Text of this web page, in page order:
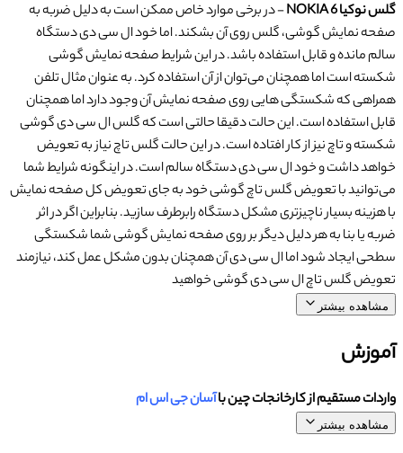
گلس نوکیا NOKIA 6
- در برخی موارد خاص ممکن است به دلیل ضربه به
صفحه نمایش گوشی، گلس روی آن بشکند. اما خود ال سی دی دستگاه
سالم مانده و قابل استفاده باشد. در این شرایط صفحه نمایش گوشی
شکسته است اما همچنان می‌توان از آن استفاده کرد. به عنوان مثال تلفن
همراهی که شکستگی هایی روی صفحه نمایش آن وجود دارد اما همچنان
قابل استفاده است. این حالت دقیقا حالتی است که گلس ال سی دی گوشی
شکسته و تاچ نیز از کار افتاده است. در این حالت گلس تاچ نیاز به تعویض
خواهد داشت و خود ال سی دی دستگاه سالم است. در اینگونه شرایط شما
می‌توانید با تعویض گلس تاچ گوشی خود به جای تعویض کل صفحه نمایش
با هزینه بسیار ناچیزتری مشکل دستگاه رابرطرف سازید. بنابراین اگر در اثر
ضربه یا بنا به هر دلیل دیگر بر روی صفحه نمایش گوشی شما شکستگی
سطحی ایجاد شود اما ال سی دی آن همچنان بدون مشکل عمل کند، نیازمند
تعویض گلس تاچ ال سی دی گوشی خواهید
مشاهده بیشتر
آموزش
واردات مستقیم از کارخانجات چین باآسان جی اس ام
مشاهده بیشتر